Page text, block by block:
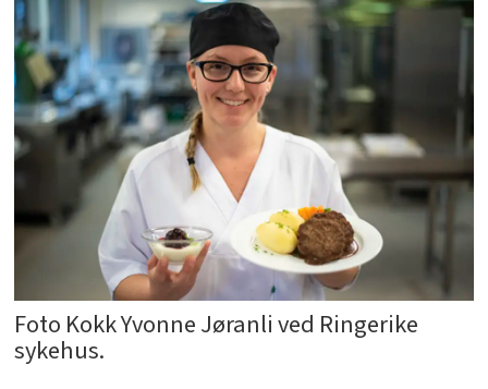
Foto Kokk Yvonne Jøranli ved Ringerike
sykehus.